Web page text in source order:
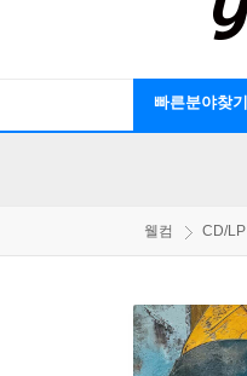
빠른분야찾기
웰컴 CD/LP